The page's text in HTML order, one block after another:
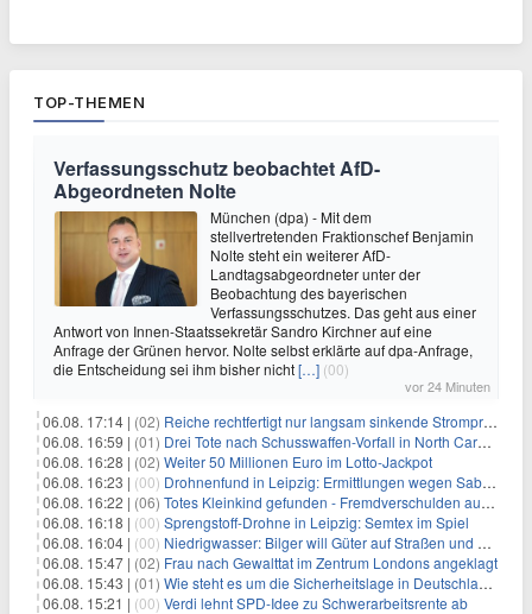
TOP-THEMEN
Verfassungsschutz beobachtet AfD-
Abgeordneten Nolte
München (dpa) - Mit dem
stellvertretenden Fraktionschef Benjamin
Nolte steht ein weiterer AfD-
Landtagsabgeordneter unter der
Beobachtung des bayerischen
Verfassungsschutzes. Das geht aus einer
Antwort von Innen-Staatssekretär Sandro Kirchner auf eine
Anfrage der Grünen hervor. Nolte selbst erklärte auf dpa-Anfrage,
die Entscheidung sei ihm bisher nicht[…] (00)
vor 24 Minuten
06.08. 17:14 | (02) Reiche rechtfertigt nur langsam sinkende Strompreise
06.08. 16:59 | (01) Drei Tote nach Schusswaffen-Vorfall in North Carolina
06.08. 16:28 | (02) Weiter 50 Millionen Euro im Lotto-Jackpot
06.08. 16:23 | (00) Drohnenfund in Leipzig: Ermittlungen wegen Sabotage und Spionage
06.08. 16:22 | (06) Totes Kleinkind gefunden - Fremdverschulden ausgeschlossen
06.08. 16:18 | (00) Sprengstoff-Drohne in Leipzig: Semtex im Spiel
06.08. 16:04 | (00) Niedrigwasser: Bilger will Güter auf Straßen und Schienen bringen
06.08. 15:47 | (02) Frau nach Gewalttat im Zentrum Londons angeklagt
06.08. 15:43 | (01) Wie steht es um die Sicherheitslage in Deutschland?
06.08. 15:21 | (00) Verdi lehnt SPD-Idee zu Schwerarbeitsrente ab